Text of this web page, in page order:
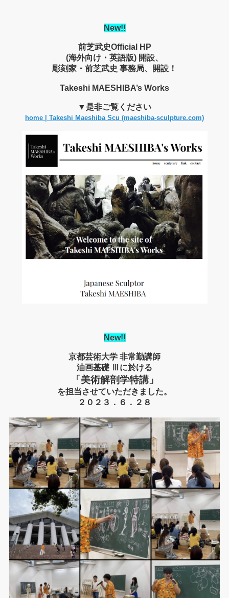
New!!
前芝武史Official HP
(海外向け・英語版) 開設、
彫刻家・前芝武史 事務局、開設！
Takeshi MAESHIBA’s Works
▼是非ご覧ください
home | Takeshi Maeshiba Scu (maeshiba-sculpture.com)
New!!
京都芸術大学 非常勤講師
油画基礎 Ⅲに於ける
「美術解剖学特講」
を担当させていただきました。
２０２３．６．２８